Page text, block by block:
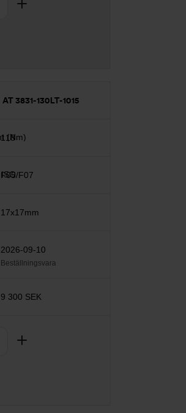
AT 3831-130LT-1015
118
F05/F07
17x17mm
2026-09-10
Beställningsvara
9 300 SEK